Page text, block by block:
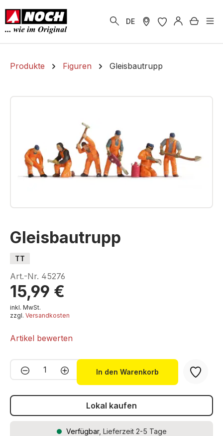
springen
DE
Produkte Figuren Gleisbautrupp
Bildergalerie überspringen
Gleisbautrupp
TT
Art.-Nr. 45276
15,99 €
inkl. MwSt.
zzgl. Versandkosten
Artikel bewerten
Produkt Anzahl: Gib den
In den Warenkorb
Lokal kaufen
Verfügbar, Lieferzeit 2-5 Tage